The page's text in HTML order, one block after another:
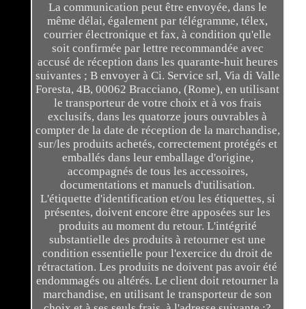
La communication peut être envoyée, dans le
même délai, également par télégramme, télex,
courrier électronique et fax, à condition qu'elle
soit confirmée par lettre recommandée avec
accusé de réception dans les quarante-huit heures
suivantes ; B envoyer à Ci. Service srl, Via di Valle
Foresta, 4B, 00062 Bracciano, (Rome), en utilisant
le transporteur de votre choix et à vos frais
exclusifs, dans les quatorze jours ouvrables à
compter de la date de réception de la marchandise,
sur/les produits achetés, correctement protégés et
emballés dans leur emballage d'origine,
accompagnés de tous les accessoires,
documentations et manuels d'utilisation.
L'étiquette d'identification et/ou les étiquettes, si
présentes, doivent encore être apposées sur les
produits au moment du retour. L'intégrité
substantielle des produits à retourner est une
condition essentielle pour l'exercice du droit de
rétractation. Les produits ne doivent pas avoir été
endommagés ou altérés. Le client doit retourner la
marchandise, en utilisant le transporteur de son